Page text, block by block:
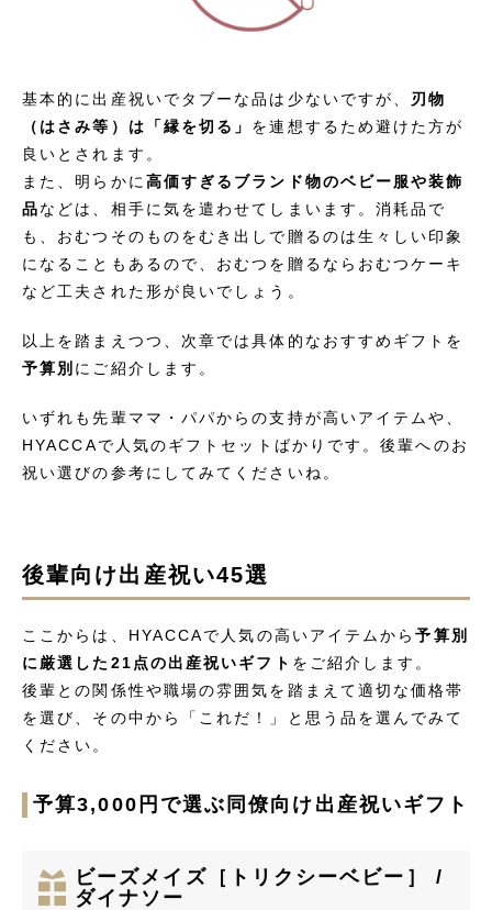
基本的に出産祝いでタブーな品は少ないですが、 刃物
（はさみ等）は「縁を切る」 を連想するため避けた方が
良いとされます。
また、明らかに 高価すぎるブランド物のベビー服や装飾
品などは、相手に気を遣わせてしまいます。消耗品で
も、おむつそのものをむき出しで贈るのは生々しい印象
になることもあるので、おむつを贈るならおむつケーキ
など工夫された形が良いでしょう。
以上を踏まえつつ、次章では具体的なおすすめギフトを
予算別 にご紹介します。
いずれも先輩ママ・パパからの支持が高いアイテムや、
HYACCAで人気のギフトセットばかりです。後輩へのお
祝い選びの参考にしてみてくださいね。
後輩向け出産祝い45選
ここからは、HYACCAで人気の高いアイテムから予算別
に厳選した21点の出産祝いギフト をご紹介します。
後輩との関係性や職場の雰囲気を踏まえて適切な価格帯
を選び、その中から「これだ！」と思う品を選んでみて
ください。
予算3,000円で選ぶ同僚向け出産祝いギフト
ビーズメイズ［トリクシーベビー］ /
ダイナソー